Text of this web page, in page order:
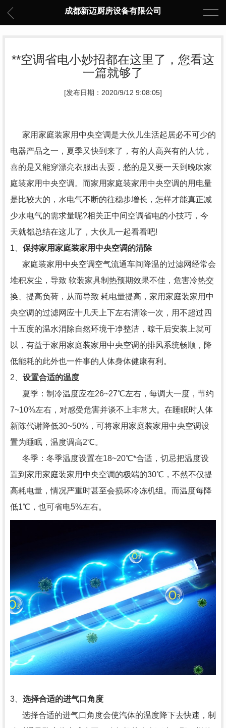
成都新迈厨房设备有限公司
**空调省电小妙招都在这里了，您看这
一篇就够了
[发布日期：2020/9/12 9:08:05]
家用家庭装家用中央空调是大伙儿生活起居必不可少的
电器产品之一，夏季又快到来了，有的人高兴有的人忧，
喜的是又能穿漂亮衣服出去耍，愁的是又要一天到晚吹家
庭装家用中央空调。而家用家庭装家用中央空调的用电量
是比较大的，水电气不断的往稳步增长，怎样才能真正减
少水电气的需求量呢?相关正中间空调省电的小技巧，今
天就都总结在这儿了，大伙儿一起看看吧!
1、 保持家用家庭装家用中央空调的清除
家庭装家用中央空调空气流通车间降温的过滤网经常会
堆积灰尘，导致 软装家具制热预期效果不佳，危害冷热交
换、提高负荷，从而导致 耗电量提高，家用家庭装家用中
央空调的过滤网应十几天上下左右清除一次，用不超过四
十五度的温水消除自然环境干净整洁，晾干后安装上就可
以，有益于家用家庭装家用中央空调的排风系统畅顺，降
低能耗的此外也一件事的人体身体健康有利。
2、 设置合适的温度
夏季：制冷温度应在26~27℃左右，每调大一度，节约
7~10%左右，对感受危害并谈不上非常大。在睡眠时人体
新陈代谢降低30~50%，可将家用家庭装家用中央空调设
置为睡眠，温度调高2℃。
冬季：冬季温度设置在18~20℃*合适，切忌把温度设
置到家用家庭装家用中央空调的极端的30℃，不然不仅提
高耗电量，情况严重时甚至会损坏冷冻机组。而温度每降
低1℃，也可省电5%左右。
3、 选择合适的进气口角度
选择合适的进气口角度会使汽体的温度降下去快速，制